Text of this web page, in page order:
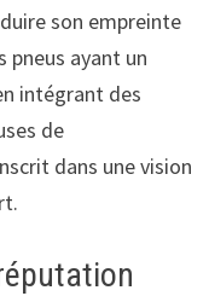
son empreinte
ayant un
intégrant des
de
dans une vision